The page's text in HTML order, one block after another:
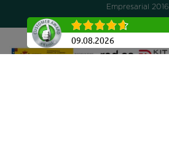
09.08.2026
Empresarial 2016